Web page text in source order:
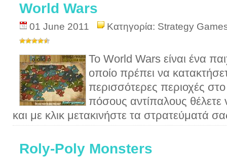
World Wars
01 June 2011 Κατηγορία: Strategy
Το World Wars είναι ένα
οποίο πρέπει να
περισσότερες περιοχές
πόσους αντίπαλους θέλετε
και με κλικ μετακινήστε τα στρατεύματά
Roly-Poly Monsters